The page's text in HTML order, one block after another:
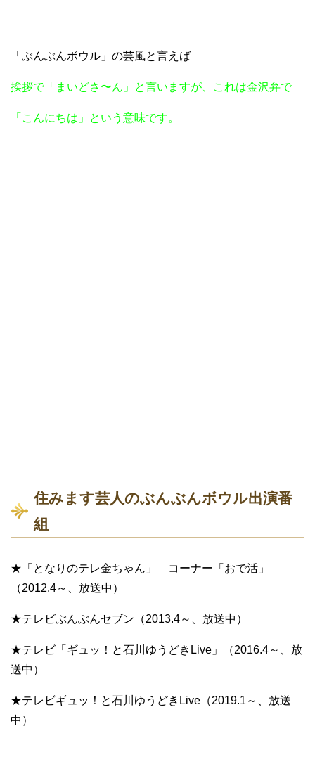
「ぶんぶんボウル」の芸風と言えば
挨拶で「まいどさ〜ん」と言いますが、これは金沢弁で
「こんにちは」という意味です。
住みます芸人のぶんぶんボウル出演番
組
★「となりのテレ金ちゃん」 コーナー「おで活」
（2012.4～、放送中）
★テレビぶんぶんセブン（2013.4～、放送中）
★テレビ「ギュッ！と石川ゆうどきLive」（2016.4～、放
送中）
★テレビギュッ！と石川ゆうどきLive（2019.1～、放送
中）